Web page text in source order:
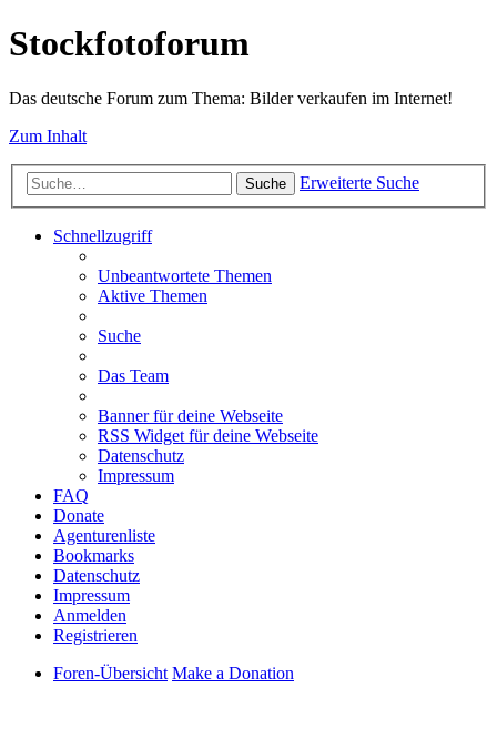
Stockfotoforum
Das deutsche Forum zum Thema: Bilder verkaufen im Internet!
Zum Inhalt
Suche Erweiterte Suche
Schnellzugriff
Unbeantwortete Themen
Aktive Themen
Suche
Das Team
Banner für deine Webseite
RSS Widget für deine Webseite
Datenschutz
Impressum
FAQ
Donate
Agenturenliste
Bookmarks
Datenschutz
Impressum
Anmelden
Registrieren
Foren-Übersicht Make a Donation